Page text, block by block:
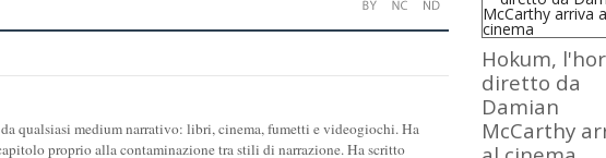
qualsiasi medium narrativo: libri, cinema, fumetti e videogiochi. Ha
proprio alla contaminazione tra stili di narrazione. Ha scritto
Hokum,
diretto da
Damian
McCarthy